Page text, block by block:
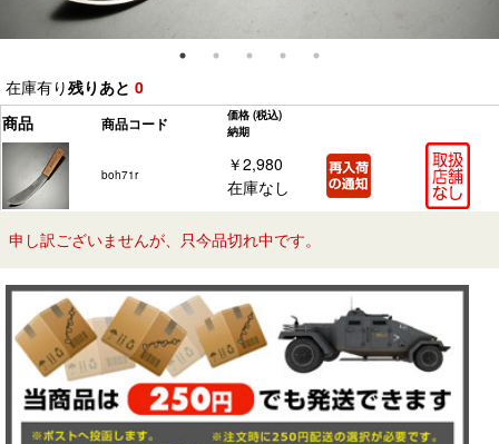
在庫有り残りあと 0
商品
商品コード 価格 (税込)
納期
boh71r
￥2,980
在庫なし
申し訳ございませんが、只今品切れ中です。